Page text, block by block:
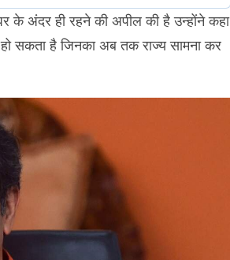
के अंदर ही रहने की अपील की है उन्होंने कहा
सकता है जिनका अब तक राज्य सामना कर